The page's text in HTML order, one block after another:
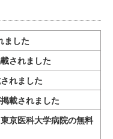
ました
されました
れました
載されました
京医科大学病院の無料